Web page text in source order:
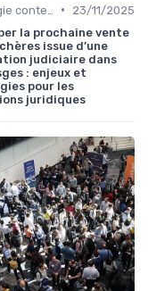
•
23/11/2025
la prochaine vente
issue d’une
judiciaire dans
: enjeux et
pour les
juridiques